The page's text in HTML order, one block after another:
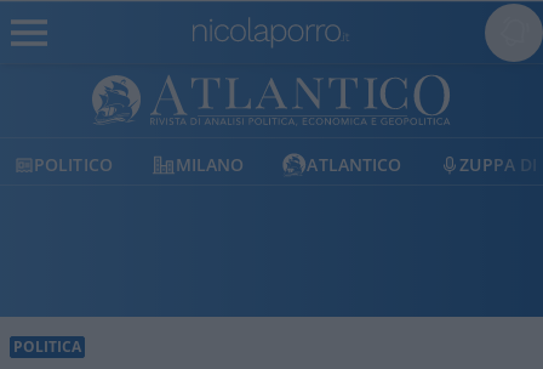
MILANO ATLANTICO ZUPPA DI PORRO
POLITICA